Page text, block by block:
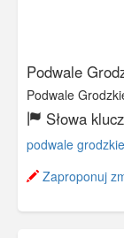
Podwale
Podwale
Słowa
podwale grodzkie
Zaproponuj